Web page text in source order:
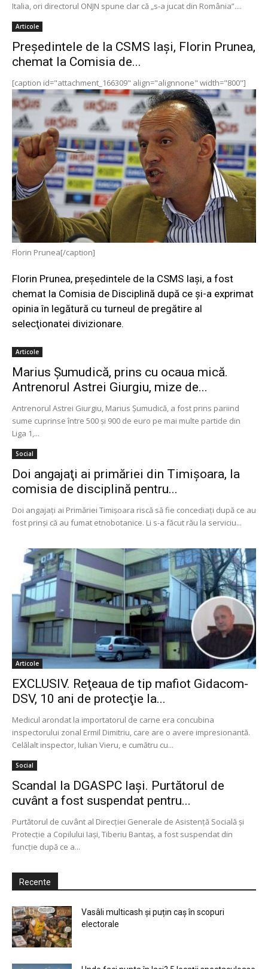
Italia, ori directorul ONJN spune clar că „s-a jucat din România”....
Articole
Preşedintele de la CSMS Iaşi, Florin Prunea,
chemat la Comisia de...
[caption id="attachment_166309" align="alignnone" width="800"]
Florin Prunea[/caption]
Florin Prunea, preşedintele de la CSMS Iaşi, a fost
chemat la Comisia de Disciplină după ce şi-a exprimat
opinia în legătură cu turneul de pregătire al
selecţionatei divizionare.
Articole
Marius Șumudică, prins cu ocaua mică.
Antrenorul Astrei Giurgiu, mize de...
Antrenorul Astrei Giurgiu, Marius Șumudică, a fost prins pariind
sume cuprinse între 500 și 900 de euro pe mai multe partide din
Liga 1,...
Social
Doi angajaţi ai primăriei din Timişoara, la
comisia de disciplină pentru...
Doi angajaţi ai Primăriei Timişoara riscă să fie concediaţi după ce au
fost prinşi că au fumat etnobotanice. Li s-a făcut rău la serviciu...
Articole
EXCLUSIV. Reţeaua de tip mafiot Gidacom-
DSV, 10 ani de protecţie la...
Medicul arondat la importatorul de carne era concubina
inspectorului zonal Ermil Dimitriu, care are o avere impresionantă.
Celălalt inspector, Iulian Vieru, e cumătru cu...
Social
Scandal la DGASPC Iași. Purtătorul de
cuvânt a fost suspendat pentru...
Purtătorul de cuvânt al Direcției Generale de Asistență Socială și
Protecție a Copilului Iași, Tiberiu Bantaș, a fost suspendat din
funcție după ce a...
Recente
Vasâli multicash și puțin caș în scopuri
electorale